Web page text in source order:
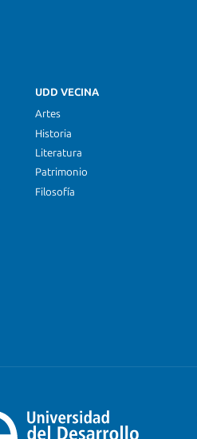
UDD VECINA
Artes
Historia
Literatura
Patrimonio
Filosofía